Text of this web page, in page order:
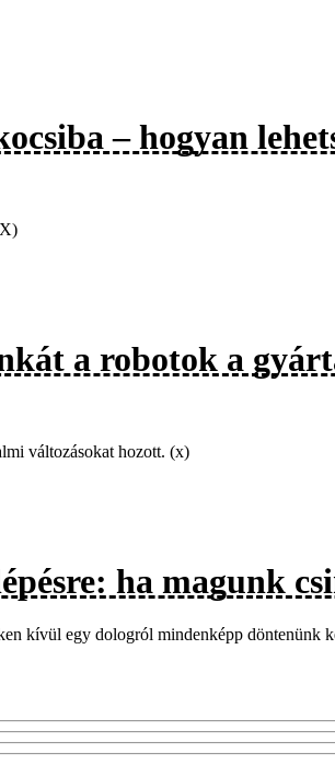
– hogyan
a robotok a
változásokat hozott. (x)
ha magunk
kívül egy dologról mindenképp döntenünk